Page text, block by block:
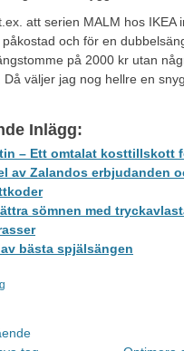
att serien MALM hos IKEA
och för en
på 2000 kr utan
Då väljer jag nog hellre en
Inlägg:
– Ett omtalat kosttillskott
av Zalandos erbjudanden
sömnen med
bästa spjälsängen